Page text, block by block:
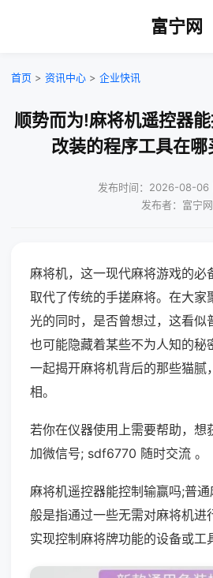
富宁网
首页 > 资讯中心 > 企业快讯
顺势而为!麻将机遥控器
改装的程序工具在
发布时间：2026-08-06
发布者：富宁网
麻将机，这一现代麻将游戏的必
取代了传统的手搓麻将。在大家
光的同时，是否曾想过，这看似
也可能隐藏着某些不为人知的秘
一起揭开麻将机背后的那些猫腻
相。
若你在仪器使用上需要帮助，想
加微信号; sdf6770 随时交流 。
麻将机遥控器能控制输赢吗;普
般是指通过一些无需对麻将机进
实现控制麻将牌功能的设备或工